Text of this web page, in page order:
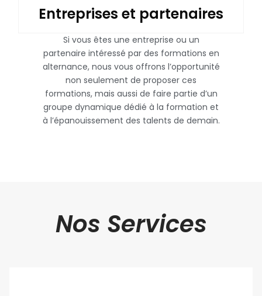
Entreprises et partenaires
Si vous êtes une entreprise ou un
partenaire intéressé par des formations en
alternance, nous vous offrons l’opportunité
non seulement de proposer ces
formations, mais aussi de faire partie d’un
groupe dynamique dédié à la formation et
à l’épanouissement des talents de demain.
Nos Services